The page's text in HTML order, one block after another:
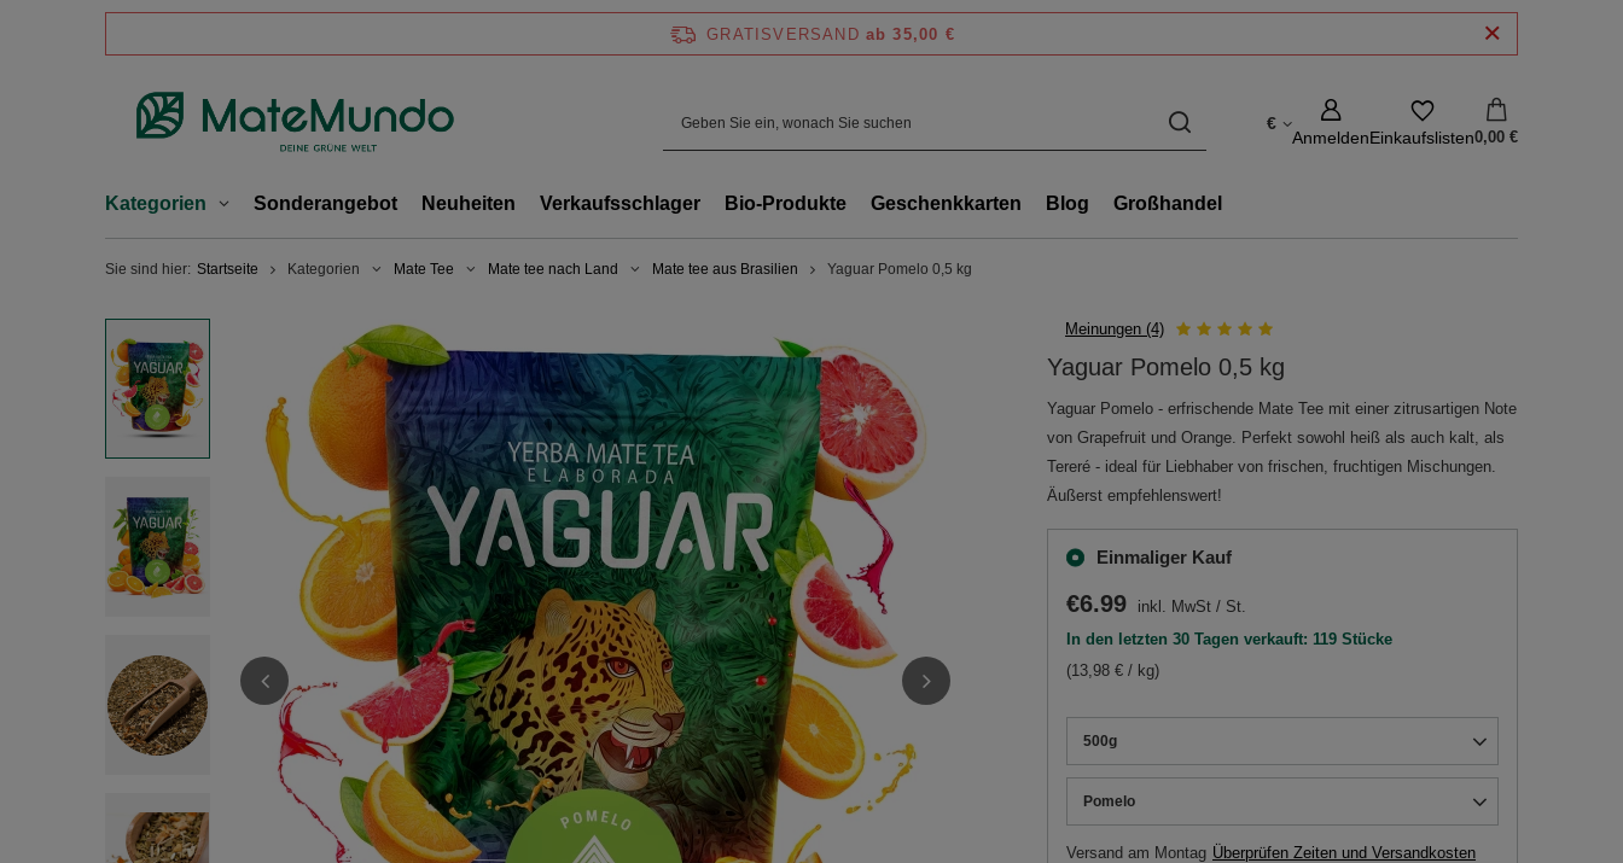
GRATISVERSAND ab 35,00 €
€
AnmeldenEinkaufslisten0,00 €
Kategorien Sonderangebot Neuheiten Verkaufsschlager Bio-Produkte Geschenkkarten Blog Großhandel
Sie sind hier: Startseite Kategorien Mate Tee Mate tee nach Land Mate tee aus Brasilien Yaguar Pomelo 0,5 kg
Meinungen (4)
Yaguar Pomelo 0,5 kg
Yaguar Pomelo - erfrischende Mate Tee mit einer zitrusartigen Note
von Grapefruit und Orange. Perfekt sowohl heiß als auch kalt, als
Tereré - ideal für Liebhaber von frischen, fruchtigen Mischungen.
Äußerst empfehlenswert!
Einmaliger Kauf
500g
Pomelo
Versandam Montag Überprüfen Zeiten und Versandkosten
€6.99 inkl. MwSt / St.
In den letzten 30 Tagen verkauft: 119 Stücke
(13,98 € / kg)